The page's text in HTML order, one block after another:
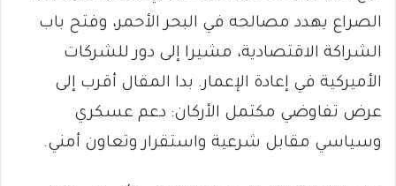
الصراع يهدد مصالحه في البحر الأحمر، وفتح باب
الشراكة الاقتصادية، مشيرا إلى دور للشركات
الأميركية في إعادة الإعمار. بدا المقال أقرب إلى
عرض تفاوضي مكتمل الأركان: دعم عسكري
وسياسي مقابل شرعية واستقرار وتعاون أمني.